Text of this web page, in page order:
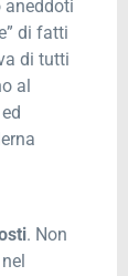
aneddoti
di fatti
di tutti
al
. Non